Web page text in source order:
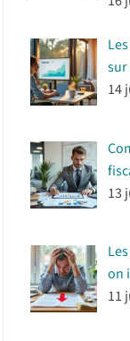
sur
14
13
on
11